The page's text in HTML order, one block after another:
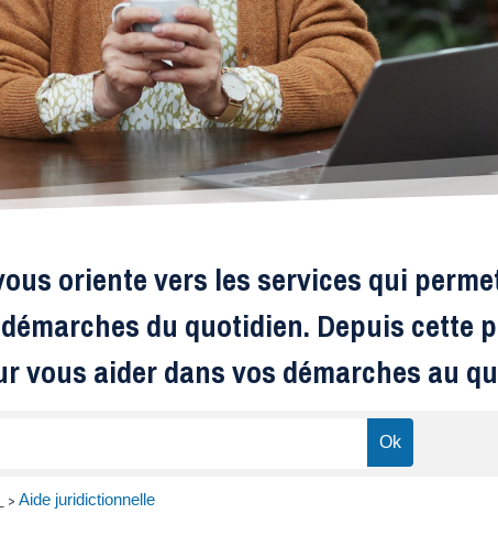
oriente vers les services qui
du quotidien. Depuis cette
vous aider dans vos démarches au
> Aide juridictionnelle